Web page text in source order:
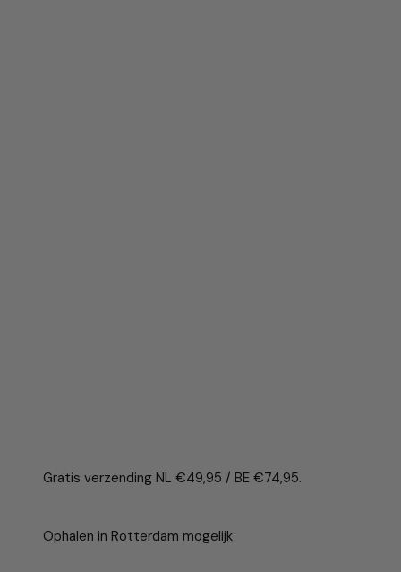
Gratis verzending NL €49,95 / BE €74,95.
Ophalen in Rotterdam mogelijk